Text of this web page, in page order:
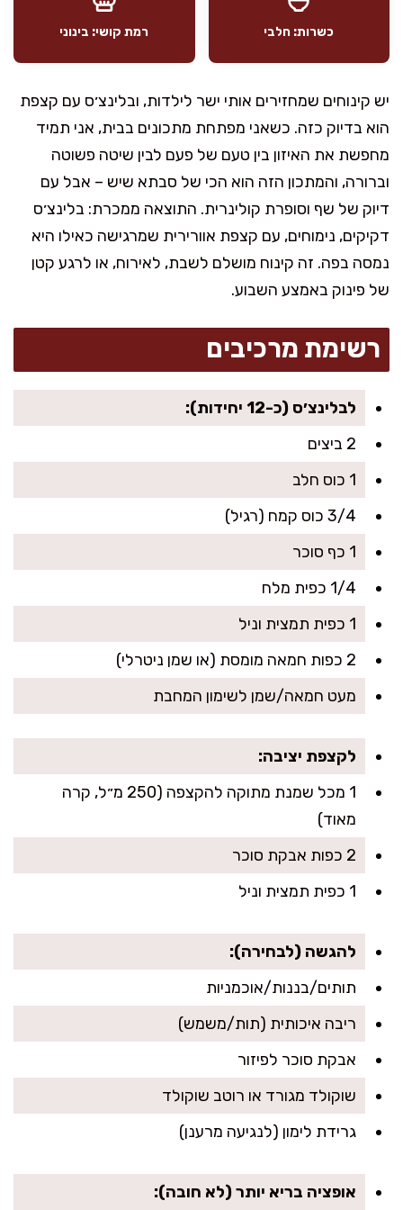
כשרות: חלבי רמת קושי: בינוני
יש קינוחים שמחזירים אותי ישר לילדות, ובלינצ׳ס עם קצפת
הוא בדיוק כזה. כשאני מפתחת מתכונים בבית, אני תמיד
מחפשת את האיזון בין טעם של פעם לבין שיטה פשוטה
וברורה, והמתכון הזה הוא הכי של סבתא שיש – אבל עם
דיוק של שף וסופרת קולינרית. התוצאה ממכרת: בלינצ׳ס
דקיקים, נימוחים, עם קצפת אוורירית שמרגישה כאילו היא
נמסה בפה. זה קינוח מושלם לשבת, לאירוח, או לרגע קטן
של פינוק באמצע השבוע.
רשימת מרכיבים
לבלינצ׳ס (כ-12 יחידות):
2 ביצים
1 כוס חלב
3/4 כוס קמח (רגיל)
1 כף סוכר
1/4 כפית מלח
1 כפית תמצית וניל
2 כפות חמאה מומסת (או שמן ניטרלי)
מעט חמאה/שמן לשימון המחבת
לקצפת יציבה:
1 מכל שמנת מתוקה להקצפה (250 מ״ל, קרה
מאוד)
2 כפות אבקת סוכר
1 כפית תמצית וניל
להגשה (לבחירה):
תותים/בננות/אוכמניות
ריבה איכותית (תות/משמש)
אבקת סוכר לפיזור
שוקולד מגורד או רוטב שוקולד
גרידת לימון (לנגיעה מרענן)
אופציה בריא יותר (לא חובה):